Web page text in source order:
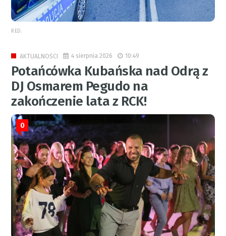
RED.
AKTUALNOŚCI 4 sierpnia 2026 10:49
Potańcówka Kubańska nad Odrą z
DJ Osmarem Pegudo na
zakończenie lata z RCK!
0